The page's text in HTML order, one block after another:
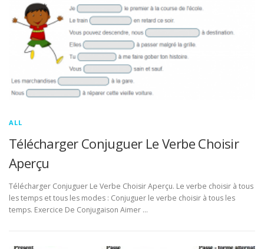
ALL
Télécharger Conjuguer Le Verbe Choisir
Aperçu
Télécharger Conjuguer Le Verbe Choisir Aperçu. Le verbe choisir à tous
les temps et tous les modes : Conjuguer le verbe choisir à tous les
temps. Exercice De Conjugaison Aimer …